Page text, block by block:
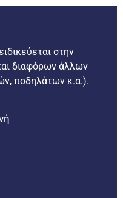
στην
διαφόρων άλλων
ποδηλάτων κ.α.).